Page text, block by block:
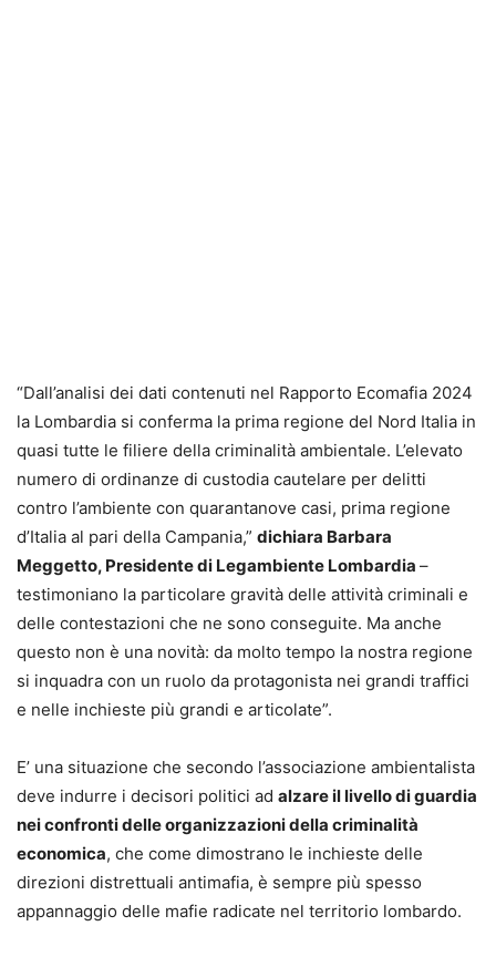
“Dall’analisi dei dati contenuti nel Rapporto Ecomafia 2024
la Lombardia si conferma la prima regione del Nord Italia in
quasi tutte le filiere della criminalità ambientale. L’elevato
numero di ordinanze di custodia cautelare per delitti
contro l’ambiente con quarantanove casi, prima regione
d’Italia al pari della Campania,” dichiara Barbara
Meggetto, Presidente di Legambiente Lombardia –
testimoniano la particolare gravità delle attività criminali e
delle contestazioni che ne sono conseguite. Ma anche
questo non è una novità: da molto tempo la nostra regione
si inquadra con un ruolo da protagonista nei grandi traffici
e nelle inchieste più grandi e articolate”.
E’ una situazione che secondo l’associazione ambientalista
deve indurre i decisori politici ad alzare il livello di guardia
nei confronti delle organizzazioni della criminalità
economica, che come dimostrano le inchieste delle
direzioni distrettuali antimafia, è sempre più spesso
appannaggio delle mafie radicate nel territorio lombardo.